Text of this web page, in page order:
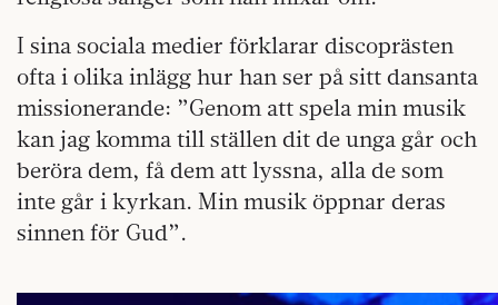
I sina sociala medier förklarar discoprästen
ofta i olika inlägg hur han ser på sitt dansanta
missionerande: ”Genom att spela min musik
kan jag komma till ställen dit de unga går och
beröra dem, få dem att lyssna, alla de som
inte går i kyrkan. Min musik öppnar deras
sinnen för Gud”.